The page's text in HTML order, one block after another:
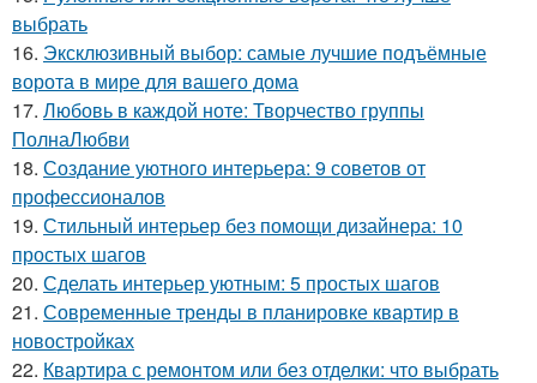
выбрать
16. Эксклюзивный выбор: самые лучшие подъёмные
ворота в мире для вашего дома
17. Любовь в каждой ноте: Творчество группы
ПолнаЛюбви
18. Создание уютного интерьера: 9 советов от
профессионалов
19. Стильный интерьер без помощи дизайнера: 10
простых шагов
20. Сделать интерьер уютным: 5 простых шагов
21. Современные тренды в планировке квартир в
новостройках
22. Квартира с ремонтом или без отделки: что выбрать